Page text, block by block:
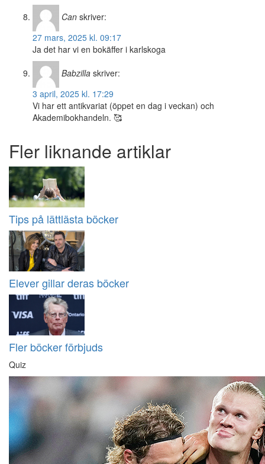
Can skriver:
27 mars, 2025 kl. 09:17
Ja det har vi en bokäffer i karlskoga
Babzilla skriver:
3 april, 2025 kl. 17:29
Vi har ett antikvariat (öppet en dag i veckan) och
Akademibokhandeln. 🥰
Fler liknande artiklar
Tips på lättlästa böcker
Elever gillar deras böcker
Fler böcker förbjuds
Quiz